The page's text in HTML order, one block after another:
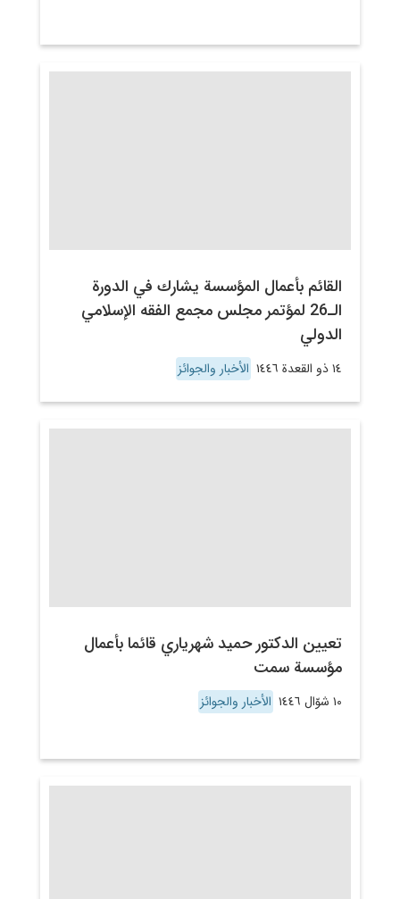
القائم بأعمال المؤسسة يشارك في الدورة
الـ26 لمؤتمر مجلس مجمع الفقه الإسلامي
الدولي
١٤ ذو القعدة ١٤٤٦ الأخبار والجوائز
تعيين الدكتور حميد شهرياري قائما بأعمال
مؤسسة سمت
١٠ شوّال ١٤٤٦ الأخبار والجوائز